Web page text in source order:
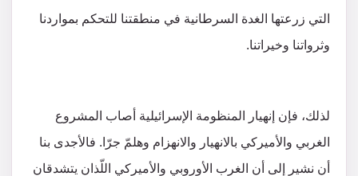
التي زرعتها الغدة السرطانية في منطقتنا للتحكم بمواردنا
وثرواتنا وخيراتنا.
لذلك، فإن إنهيار المنظومة الإسرائيلية أصاب المشروع
الغربي والأميركي بالانهيار والانهزام وهلمّ جرّا. فالأجدى بنا
أن نشير إلى أن الغرب الأوروبي والأميركي اللّذان يتشدقان